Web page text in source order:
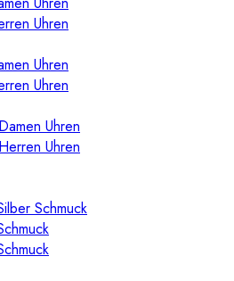
Uhren
Uhren
Uhren
Uhren
Uhren
Schmuck